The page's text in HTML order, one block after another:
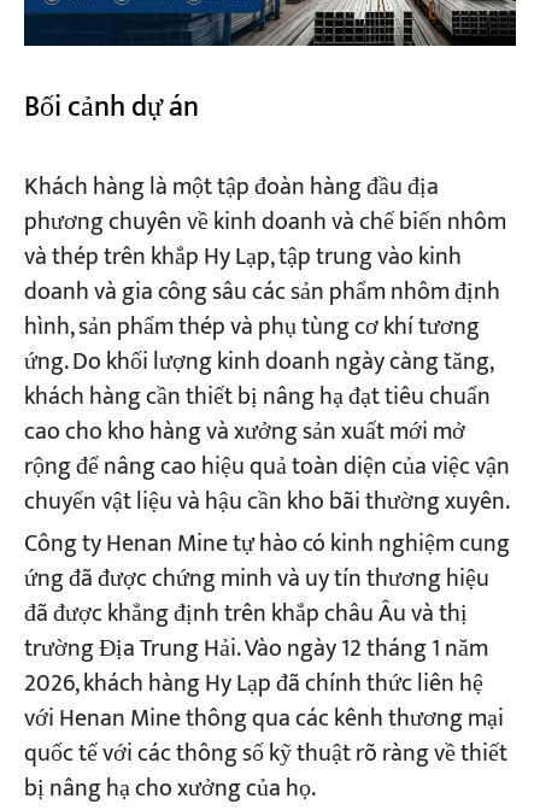
Bối cảnh dự án
Khách hàng là một tập đoàn hàng đầu địa
phương chuyên về kinh doanh và chế biến nhôm
và thép trên khắp Hy Lạp, tập trung vào kinh
doanh và gia công sâu các sản phẩm nhôm định
hình, sản phẩm thép và phụ tùng cơ khí tương
ứng. Do khối lượng kinh doanh ngày càng tăng,
khách hàng cần thiết bị nâng hạ đạt tiêu chuẩn
cao cho kho hàng và xưởng sản xuất mới mở
rộng để nâng cao hiệu quả toàn diện của việc vận
chuyển vật liệu và hậu cần kho bãi thường xuyên.
Công ty Henan Mine tự hào có kinh nghiệm cung
ứng đã được chứng minh và uy tín thương hiệu
đã được khẳng định trên khắp châu Âu và thị
trường Địa Trung Hải. Vào ngày 12 tháng 1 năm
2026, khách hàng Hy Lạp đã chính thức liên hệ
với Henan Mine thông qua các kênh thương mại
quốc tế với các thông số kỹ thuật rõ ràng về thiết
bị nâng hạ cho xưởng của họ.